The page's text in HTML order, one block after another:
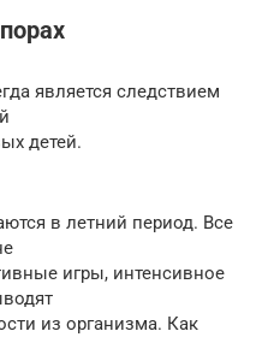
является следствием
детей.
в летний период. Все
игры, интенсивное
из организма. Как